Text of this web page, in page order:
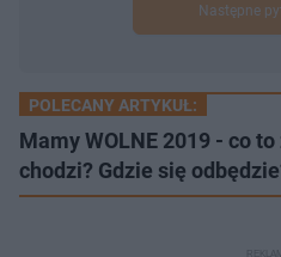
Następne
POLECANY ARTYKUŁ:
Mamy WOLNE 2019 - co
chodzi? Gdzie się